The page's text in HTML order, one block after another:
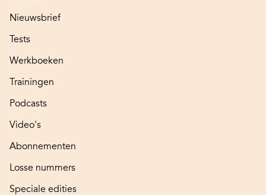
Nieuwsbrief
Tests
Werkboeken
Trainingen
Podcasts
Video's
Abonnementen
Losse nummers
Speciale edities